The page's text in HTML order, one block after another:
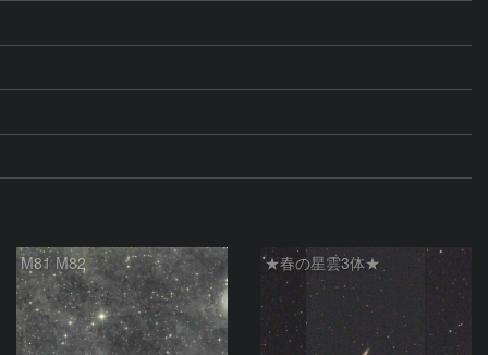
M81 M82 ★春の星雲3体★